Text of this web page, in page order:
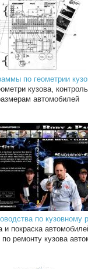
по геометрии
кузова,
автомобилей
по кузовному
и покраска
по ремонту кузова